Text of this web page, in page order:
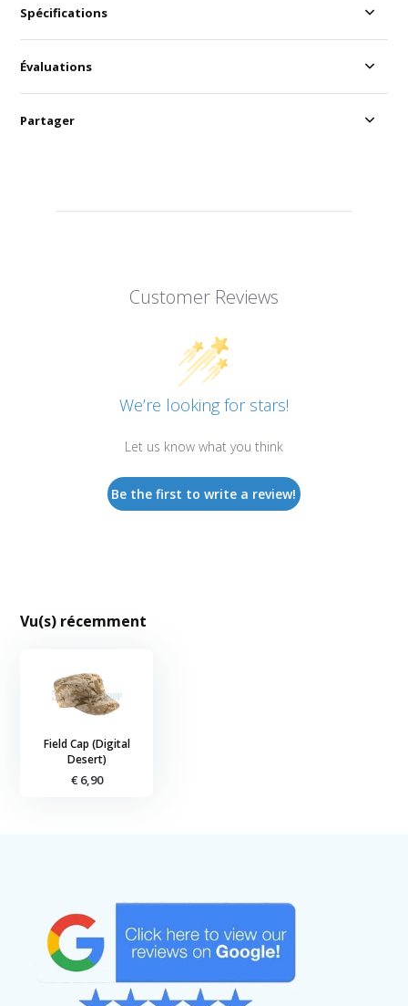
Spécifications
Customer Reviews
We’re looking for stars!
Let us know what you think
Be the first to write a review!
Évaluations
Partager
Vu(s) récemment
Field Cap (Digital
Desert)
€ 6,90